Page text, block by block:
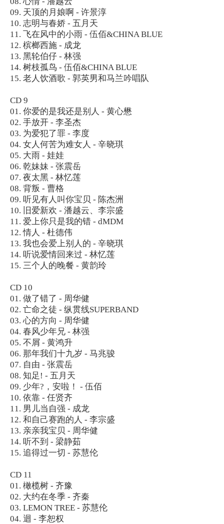
09. 天顶的月娘啊 - 许景淳
10. 志明与春娇 - 五月天
11. 飞在风中的小雨 - 伍佰&CHINA BLUE
12. 槟榔西施 - 成龙
13. 黑轮伯仔 - 林强
14. 树枝孤鸟 - 伍佰&CHINA BLUE
15. 老人饮酒歌 - 郭英男和马兰吟唱队
CD 9
01. 你爱的是我还是别人 - 黄心懋
02. 手放开 - 李圣杰
03. 为爱犯了罪 - 李度
04. 女人何苦为难女人 - 辛晓琪
05. 大雨 - 娃娃
06. 乾妹妹 - 张震岳
07. 夜太黑 - 林忆莲
08. 背叛 - 曹格
09. 听见有人叫你宝贝 - 陈杰洲
10. 旧爱新欢 - 潘越云、李宗盛
11. 爱上你只是我的错 - dMDM
12. 情人 - 杜德伟
13. 我也会爱上别人的 - 辛晓琪
14. 听说爱情回来过 - 林忆莲
15. 三个人的晚餐 - 黄韵玲
CD 10
01. 做了错了 - 周华健
02. 亡命之徒 - 纵贯线SUPERBAND
03. 心的方向 - 周华健
04. 春风少年兄 - 林强
05. 不屑 - 黄鸿升
06. 那年我们十九岁 - 马兆骏
07. 自由 - 张震岳
08. 知足! - 五月天
09. 少年?，安啦！ - 伍佰
10. 依靠 - 任贤齐
11. 男儿当自强 - 成龙
12. 和自己赛跑的人 - 李宗盛
13. 亲亲我宝贝 - 周华健
14. 听不到 - 梁静茹
15. 追得过一切 - 苏慧伦
CD 11
01. 橄榄树 - 齐豫
02. 大约在冬季 - 齐秦
03. LEMON TREE - 苏慧伦
04. 迴 - 李恕权